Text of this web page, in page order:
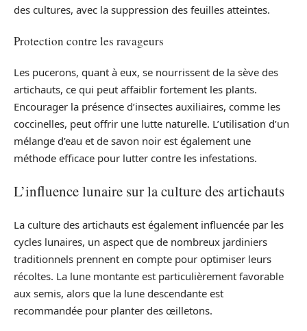
des cultures, avec la suppression des feuilles atteintes.
Protection contre les ravageurs
Les pucerons, quant à eux, se nourrissent de la sève des
artichauts, ce qui peut affaiblir fortement les plants.
Encourager la présence d’insectes auxiliaires, comme les
coccinelles, peut offrir une lutte naturelle. L’utilisation d’un
mélange d’eau et de savon noir est également une
méthode efficace pour lutter contre les infestations.
L’influence lunaire sur la culture des artichauts
La culture des artichauts est également influencée par les
cycles lunaires, un aspect que de nombreux jardiniers
traditionnels prennent en compte pour optimiser leurs
récoltes. La lune montante est particulièrement favorable
aux semis, alors que la lune descendante est
recommandée pour planter des œilletons.